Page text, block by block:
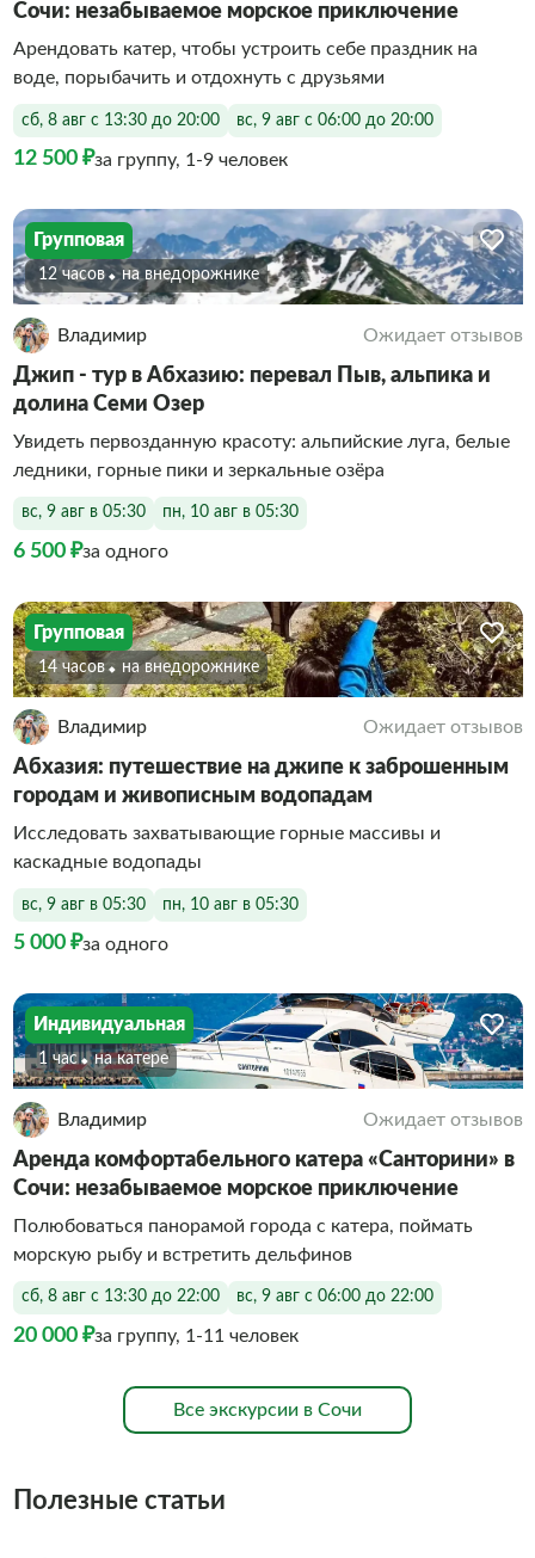
Сочи: незабываемое морское приключение
Арендовать катер, чтобы устроить себе праздник на
воде, порыбачить и отдохнуть с друзьями
сб, 8 авг с 13:30 до 20:00 вс, 9 авг с 06:00 до 20:00
12 500 ₽за группу, 1-9 человек
Групповая
12 часов На внедорожнике
Владимир Ожидает отзывов
Джип - тур в Абхазию: перевал Пыв, альпика и
долина Семи Озер
Увидеть первозданную красоту: альпийские луга, белые
ледники, горные пики и зеркальные озёра
вс, 9 авг в 05:30 пн, 10 авг в 05:30
6 500 ₽за одного
Групповая
14 часов На внедорожнике
Владимир Ожидает отзывов
Абхазия: путешествие на джипе к заброшенным
городам и живописным водопадам
Исследовать захватывающие горные массивы и
каскадные водопады
вс, 9 авг в 05:30 пн, 10 авг в 05:30
5 000 ₽за одного
Индивидуальная
1 час На катере
Владимир Ожидает отзывов
Аренда комфортабельного катера «Санторини» в
Сочи: незабываемое морское приключение
Полюбоваться панорамой города с катера, поймать
морскую рыбу и встретить дельфинов
сб, 8 авг с 13:30 до 22:00 вс, 9 авг с 06:00 до 22:00
20 000 ₽за группу, 1-11 человек
Все экскурсии в Сочи
Полезные статьи